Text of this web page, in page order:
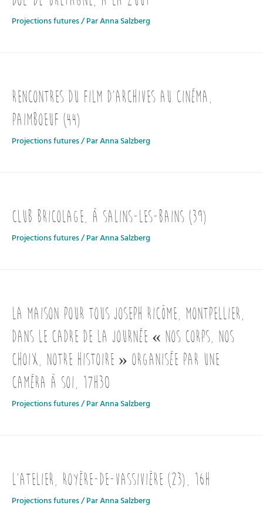
Projections futures/ ParAnna Salzberg
Rencontres du film d’archives au cinéma,
Paimboeuf (44)
Projections futures/ ParAnna Salzberg
Club bricolage, à Salins-les-Bains (39)
Projections futures/ ParAnna Salzberg
La Maison pour Tous Joseph Ricôme, Montpellier,
dans le cadre de la journée « Nos Corps, Nos
choix, Notre Histoire » organisée par Une
caméra à soi, 17h30
Projections futures/ ParAnna Salzberg
L’Atelier, Royère-de-Vassivière (23), 16h
Projections futures/ ParAnna Salzberg